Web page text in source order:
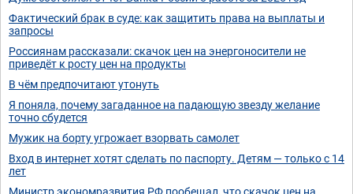
Фактический брак в суде: как защитить права на выплаты и
запросы
Россиянам рассказали: скачок цен на энергоносители не
приведёт к росту цен на продукты
В чём предпочитают утонуть
Я поняла, почему загаданное на падающую звезду желание
точно сбудется
Мужик на борту угрожает взорвать самолет
Вход в интернет хотят сделать по паспорту. Детям — только с 14
лет
Министр экономразвития РФ пообещал, что скачок цен на